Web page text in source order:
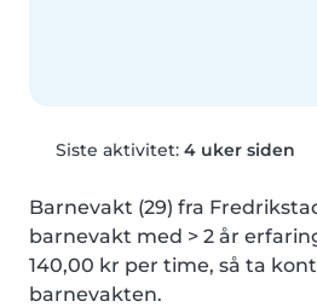
Siste aktivitet: 4 uker siden
Barnevakt (29) fra
barnevakt med > 2 år
140,00 kr per time, så ta
barnevakten.